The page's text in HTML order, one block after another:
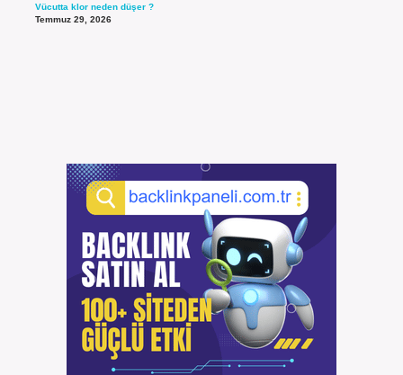
Vücutta klor neden düşer ?
Temmuz 29, 2026